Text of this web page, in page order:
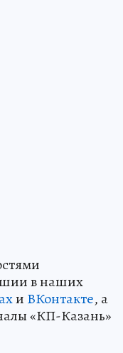
в наших
и ВКонтакте, а
«КП-Казань»